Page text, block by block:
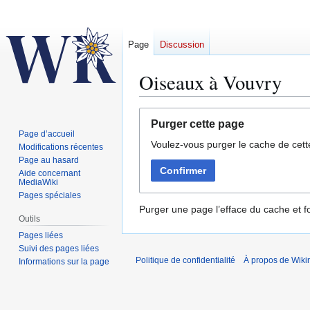
Oiseaux à Vouvry
navigation
recherche
Purger cette page
Voulez-vous purger le cache de
Confirmer
Purger une page l’efface du cache et
Page Discussion
Page d’accueil
Modifications récentes
Page au hasard
Aide concernant
MediaWiki
Pages spéciales
Outils
Pages liées
Suivi des pages liées
Informations sur la page
Politique de confidentialité À propos de